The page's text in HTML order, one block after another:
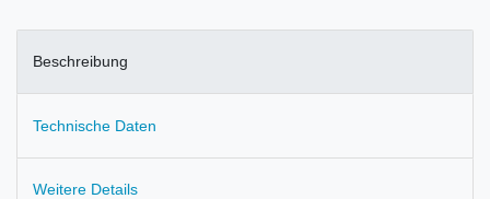
Beschreibung
Technische Daten
Weitere Details